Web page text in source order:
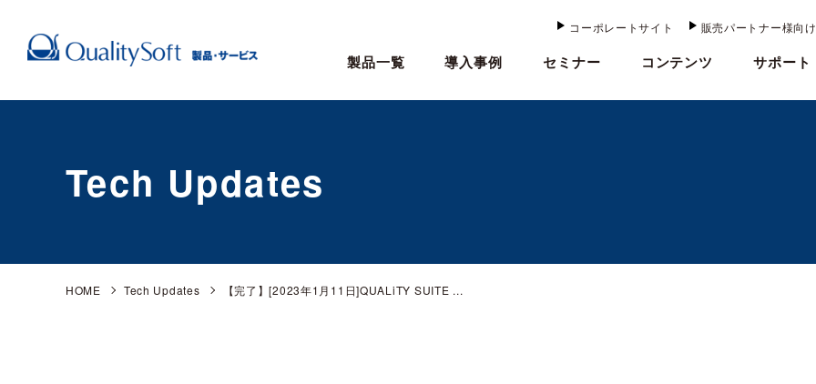
コーポレートサイト 販売パートナー様向け
製品一覧 導入事例 セミナー コンテンツ サポート
Tech Updates
HOME Tech Updates 【完了】[2023年1月11日]QUALiTY SUITE ...